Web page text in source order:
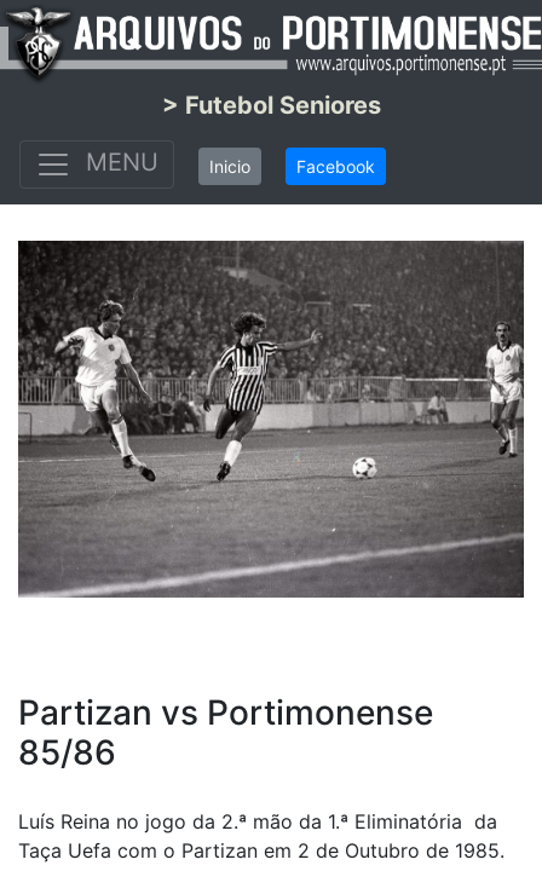
> Futebol Seniores
MENU
Inicio Facebook
Partizan vs Portimonense
85/86
Luís Reina no jogo da 2.ª mão da 1.ª Eliminatória da
Taça Uefa com o Partizan em 2 de Outubro de 1985.